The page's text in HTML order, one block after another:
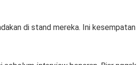
di stand mereka. Ini kesempatan